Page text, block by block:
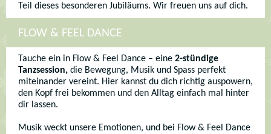
Teil dieses besonderen Jubiläums. Wir freuen uns auf dich.
FLOW & FEEL DANCE
Tauche ein in Flow & Feel Dance – eine 2-stündige
Tanzsession, die Bewegung, Musik und Spass perfekt
miteinander vereint. Hier kannst du dich richtig auspowern,
den Kopf frei bekommen und den Alltag einfach mal hinter
dir lassen.
Musik weckt unsere Emotionen, und bei Flow & Feel Dance